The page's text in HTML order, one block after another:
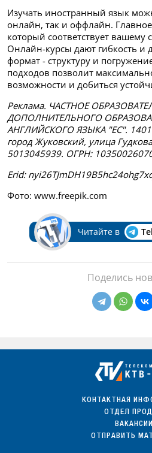
Изучать иностранный язык
онлайн, так и оффлайн.
который соответствует
Онлайн-курсы дают гибкость и
формат - структуру и
подходов позволит
возможности и добиться
Реклама. ЧАСТНОЕ
ДОПОЛНИТЕЛЬНОГО
АНГЛИЙСКОГО ЯЗЫКА "ЕС".
город Жуковский, улица
5013045939. ОГРН:
Erid:
Фото: www.freepik.com
Читайте в
Поделись
КОНТАКТНАЯ
ОТДЕЛ
ВАКАНСИИ
ОТПРАВИТЬ